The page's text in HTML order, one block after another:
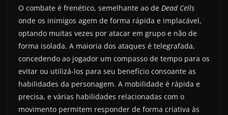
O combate é frenético, semelhante ao de Dead Cells
onde os inimigos agem de forma rápida e implacável,
optando muitas vezes por atacar em grupo e não de
forma isolada. A maioria dos ataques é telegrafada,
concedendo ao jogador um compasso de tempo para os
evitar ou utilizá-los para seu benefício consoante as
habilidades da personagem. A mobilidade é rápida e
precisa, e várias habilidades relacionadas com o
movimento permitem responder de forma criativa às